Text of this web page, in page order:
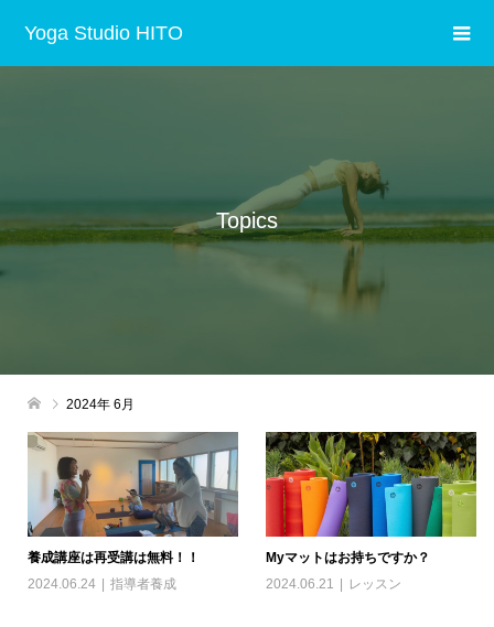
Yoga Studio HITO
Topics
2024年 6月
養成講座は再受講は無料！！
2024.06.24
指導者養成
Myマットはお持ちですか？
2024.06.21
レッスン